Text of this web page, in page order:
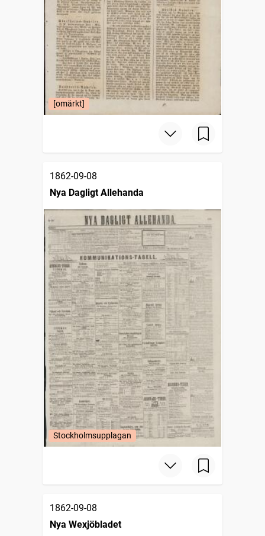
[omärkt]
1862-09-08
Nya Dagligt Allehanda
Stockholmsupplagan
1862-09-08
Nya Wexjöbladet